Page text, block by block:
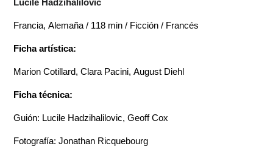
Lucile Hadžihalilović
Francia, Alemaña / 118 min / Ficción / Francés
Ficha artística:
Marion Cotillard, Clara Pacini, August Diehl
Ficha técnica:
Guión: Lucile Hadzihalilovic, Geoff Cox
Fotografía: Jonathan Ricquebourg